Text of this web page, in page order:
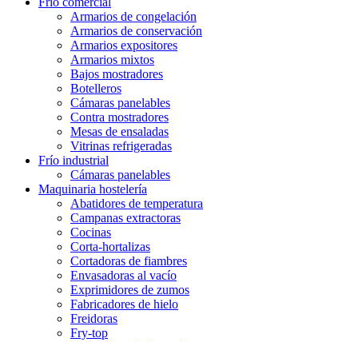
Armarios de congelación
Armarios de conservación
Armarios expositores
Armarios mixtos
Bajos mostradores
Botelleros
Cámaras panelables
Contra mostradores
Mesas de ensaladas
Vitrinas refrigeradas
Frío industrial
Cámaras panelables
Maquinaria hostelería
Abatidores de temperatura
Campanas extractoras
Cocinas
Corta-hortalizas
Cortadoras de fiambres
Envasadoras al vacío
Exprimidores de zumos
Fabricadores de hielo
Freidoras
Fry-top